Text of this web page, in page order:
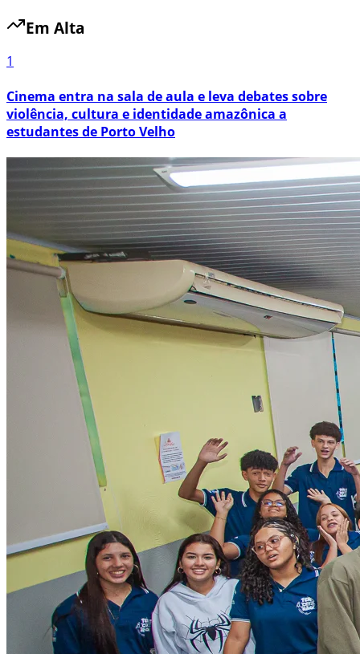
Em Alta
1
Cinema entra na sala de aula e leva debates sobre
violência, cultura e identidade amazônica a
estudantes de Porto Velho